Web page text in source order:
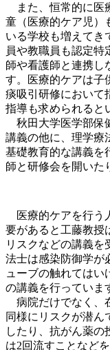
また、恒常的に医
童（医療的ケア児）
いる学校も増えてき
員や教職員も認定特
師や看護師と連携し
す。医療的ケアは子
痰吸引研修において
指導も求められる と
秋田大学医学部保
講義の他に、理学療
基礎教育的な講義を
師と研修会を開いた
医療的ケアを行う
要がある と工藤教授
リスクなどの講義を
法士は感染防御学が
ューブの触れてはい
の講義を行っていま
病院だけでなく、
同様にリスクが潜ん
したり、抗がん薬の
は2回流すことなど